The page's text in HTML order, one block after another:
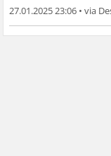
27.01.2025 23:06 •